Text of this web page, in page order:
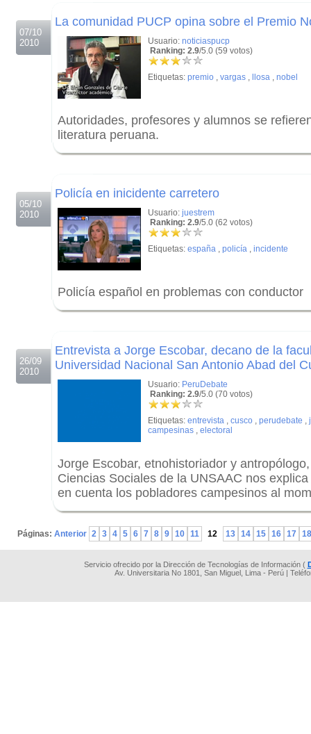
07/10
2010
La comunidad PUCP opina sobre el Premio
Usuario: noticiaspucp
Ranking: 2.9/5.0 (59 votos)
Etiquetas: premio , vargas , llosa , nobel
Autoridades, profesores y alumnos se
literatura peruana.
05/10
2010
Policía en inicidente carretero
Usuario: juestrem
Ranking: 2.9/5.0 (62 votos)
Etiquetas: españa , policía , incidente
Policía español en problemas con conductor
26/09
2010
Entrevista a Jorge Escobar, decano de la
Universidad Nacional San Antonio Abad del
Usuario: PeruDebate
Ranking: 2.9/5.0 (70 votos)
Etiquetas: entrevista , cusco , perudebate ,
campesinas , electoral
Jorge Escobar, etnohistoriador y
Ciencias Sociales de la UNSAAC nos
en cuenta los pobladores campesinos al
Páginas: Anterior 2 3 4 5 6 7 8 9 10 11 12 13 14 15 16 17 18
Servicio ofrecido por la Dirección de Tecnologías de Información (
Av. Universitaria No 1801, San Miguel, Lima - Perú |